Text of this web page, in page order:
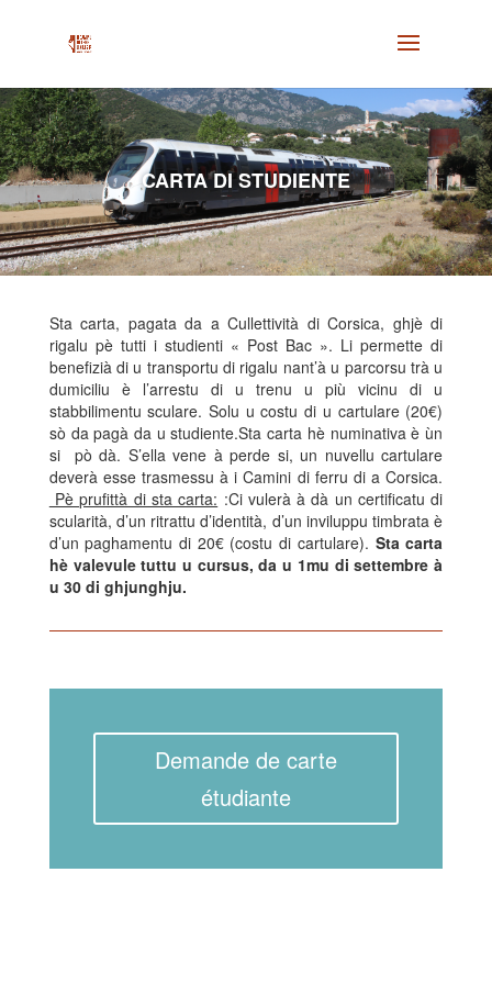
CARTA DI STUDIENTE
Sta carta, pagata da a Cullettività di Corsica, ghjè di
rigalu pè tutti i studienti « Post Bac ». Li permette di
benefizià di u transportu di rigalu nant’à u parcorsu trà u
dumiciliu è l’arrestu di u trenu u più vicinu di u
stabbilimentu sculare. Solu u costu di u cartulare (20€)
sò da pagà da u studiente.Sta carta hè numinativa è ùn
si pò dà. S’ella vene à perde si, un nuvellu cartulare
deverà esse trasmessu à i Camini di ferru di a Corsica.
Pè prufittà di sta carta: :Ci vulerà à dà un certificatu di
scularità, d’un ritrattu d’identità, d’un inviluppu timbrata è
d’un paghamentu di 20€ (costu di cartulare). Sta carta
hè valevule tuttu u cursus, da u 1mu di settembre à
u 30 di ghjunghju.
Demande de carte
étudiante